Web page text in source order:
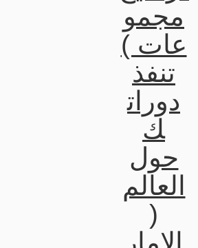
مجمو
عات )
تنفذ
دورات
ك
حول
العالم
(
الامار